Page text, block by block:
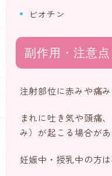
ビオチン
副作用・注意点
注射部位に赤みや痛
まれに吐き気や頭痛
み）が起こる場合があ
妊娠中・授乳中の方